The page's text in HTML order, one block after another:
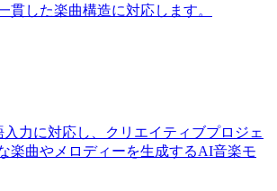
貫した楽曲構造に対応します。
入力に対応し、クリエイティブプロジェ
楽曲やメロディーを生成するAI音楽モ